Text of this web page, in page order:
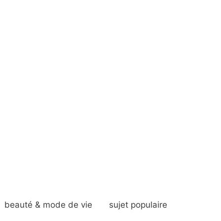
beauté & mode de vie sujet populaire